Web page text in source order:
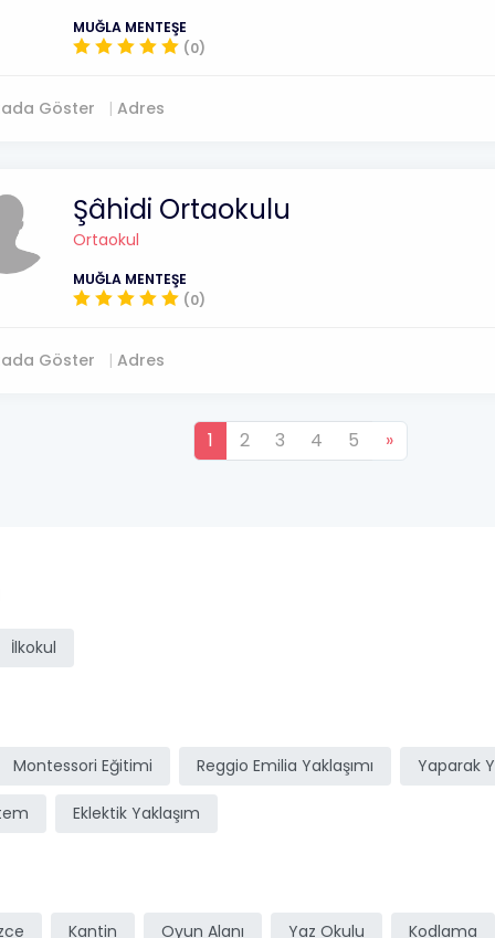
MUĞLA MENTEŞE
(0)
Göster Adres
Şâhidi Ortaokulu
Ortaokul
MUĞLA MENTEŞE
(0)
Göster Adres
1 2 3 4 5 »
İlkokul
Montessori Eğitimi Reggio Emilia Yaklaşımı Yaparak
Eklektik Yaklaşım
Kantin Oyun Alanı Yaz Okulu Kodlama